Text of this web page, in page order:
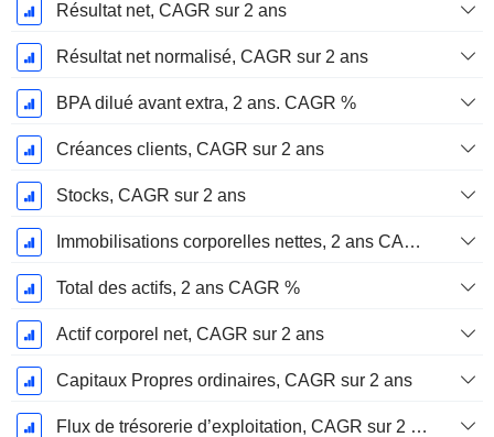
Résultat net, CAGR sur 2 ans
Résultat net normalisé, CAGR sur 2 ans
BPA dilué avant extra, 2 ans. CAGR %
Créances clients, CAGR sur 2 ans
Stocks, CAGR sur 2 ans
Immobilisations corporelles nettes, 2 ans CAGR %
Total des actifs, 2 ans CAGR %
Actif corporel net, CAGR sur 2 ans
Capitaux Propres ordinaires, CAGR sur 2 ans
Flux de trésorerie d’exploitation, CAGR sur 2 ans